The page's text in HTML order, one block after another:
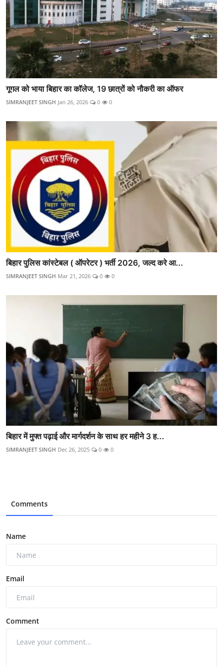
गूगल को भाया बिहार का कॉलेज, 19 छात्रों को नौकरी का ऑफर
SIMRANJEET SINGH Jan 26, 2026 0 0
बिहार पुलिस कांस्टेबल ( ऑपरेटर ) भर्ती 2026, जल्द करे आ...
SIMRANJEET SINGH Mar 21, 2026 0 0
बिहार में मुफ्त पढ़ाई और मार्गदर्शन के साथ हर महीने 3 ह...
SIMRANJEET SINGH Dec 26, 2025 0 0
Comments
Name
Email
Comment